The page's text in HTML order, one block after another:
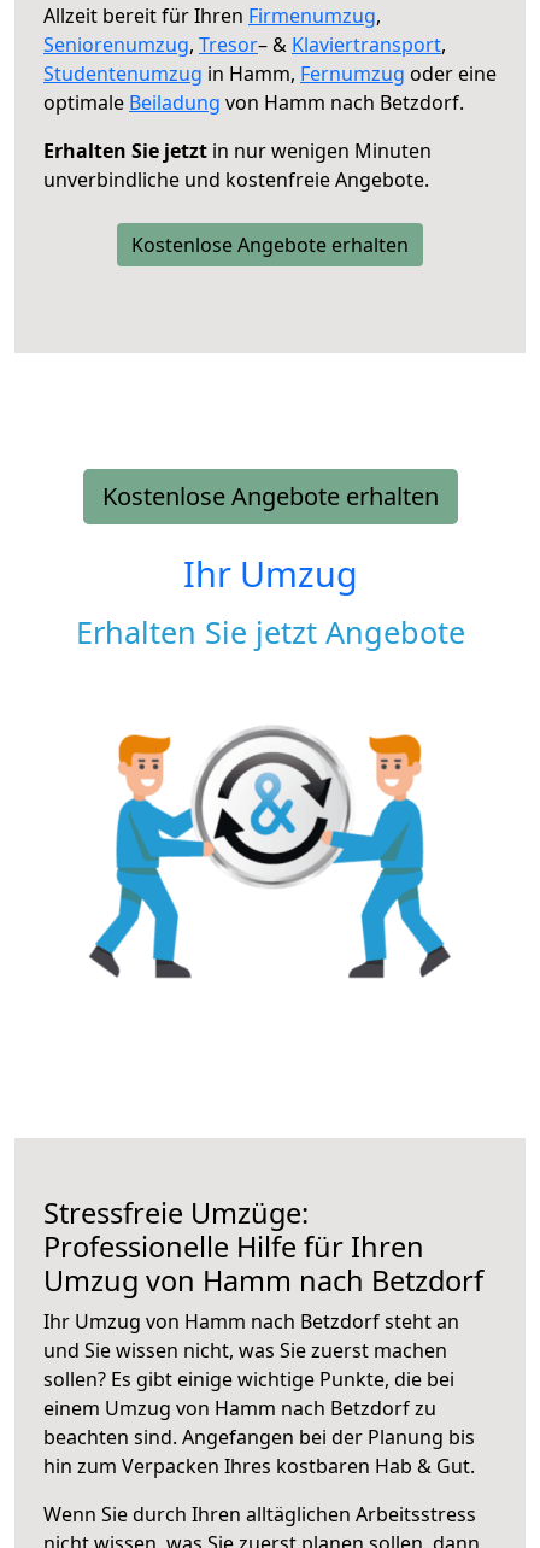
Allzeit bereit für Ihren Firmenumzug,
Seniorenumzug, Tresor– & Klaviertransport,
Studentenumzug in Hamm, Fernumzug oder eine
optimale Beiladung von Hamm nach Betzdorf.
Erhalten Sie jetzt in nur wenigen Minuten
unverbindliche und kostenfreie Angebote.
Kostenlose Angebote erhalten
Kostenlose Angebote erhalten
Ihr Umzug
Erhalten Sie jetzt Angebote
Stressfreie Umzüge:
Professionelle Hilfe für Ihren
Umzug von Hamm nach Betzdorf
Ihr Umzug von Hamm nach Betzdorf steht an
und Sie wissen nicht, was Sie zuerst machen
sollen? Es gibt einige wichtige Punkte, die bei
einem Umzug von Hamm nach Betzdorf zu
beachten sind. Angefangen bei der Planung bis
hin zum Verpacken Ihres kostbaren Hab & Gut.
Wenn Sie durch Ihren alltäglichen Arbeitsstress